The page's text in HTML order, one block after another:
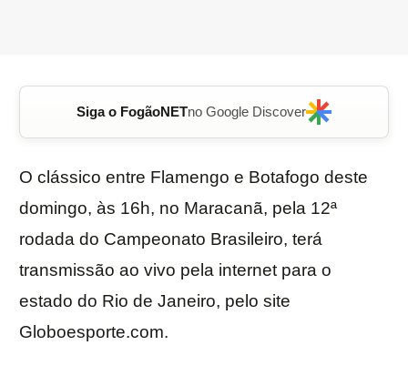
Siga o FogãoNETno Google Discover
O clássico entre Flamengo e Botafogo deste
domingo, às 16h, no Maracanã, pela 12ª
rodada do Campeonato Brasileiro, terá
transmissão ao vivo pela internet para o
estado do Rio de Janeiro, pelo site
Globoesporte.com.